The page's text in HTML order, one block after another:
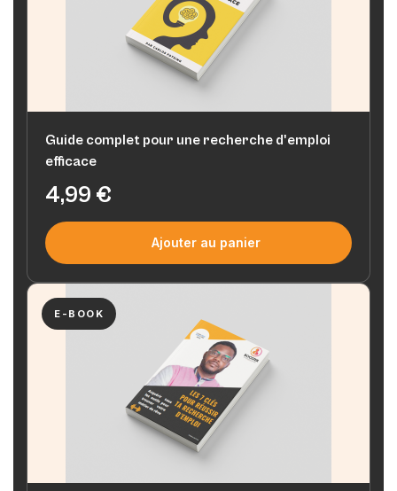
Guide complet pour une recherche d'emploi
efficace
4,99 €
Ajouter au panier
E-BOOK